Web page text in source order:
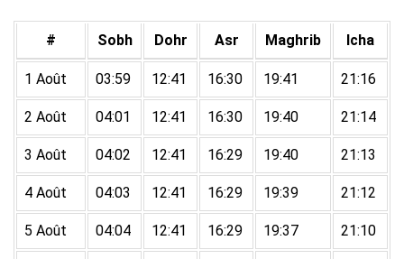
# Sobh Dohr Asr Maghrib Icha
1 Août 03:59 12:41 16:30 19:41 21:16
2 Août 04:01 12:41 16:30 19:40 21:14
3 Août 04:02 12:41 16:29 19:40 21:13
4 Août 04:03 12:41 16:29 19:39 21:12
5 Août 04:04 12:41 16:29 19:37 21:10